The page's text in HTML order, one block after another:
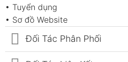
• Tuyển dụng
• Sơ đồ Website
Đối Tác Phân Phối